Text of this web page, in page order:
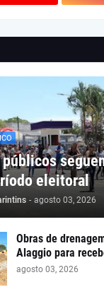
eleitoral
- agosto 03, 2026
Obras de
Alaggio para
agosto 03, 2026